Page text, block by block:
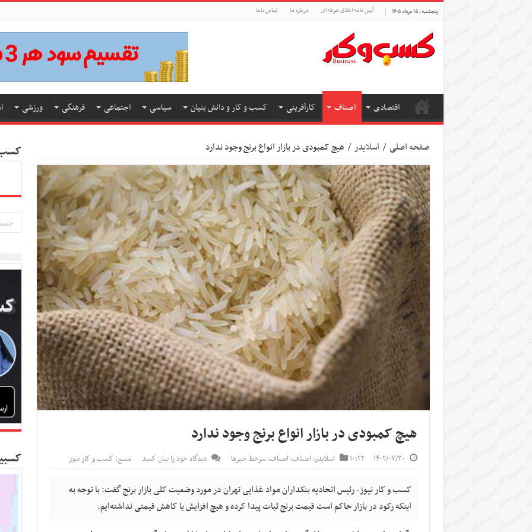
پنجشنبه , ۱۵ مرداد ۱۴۰۵ آیین نامه اخلاق حرفه ای درباره ما تماس باما
اقتصادی اصناف کارآفرینی کسب و کار و دانش بنیان سیاسی اجتماعی فرهنگی ورزشی
صفحه اصلی / اسلایدر / هیچ کمبودی در بازار انواع برنج وجود ندارد
هیچ کمبودی در بازار انواع برنج وجود ندارد
۱۴۰۲/۰۷/۳۰ ۱۰:۲۲ اسلایدر,اصناف,اصناف,سرخط خبرها دیدگاه خود را بیان کنید منبع: کسب و کار نیوز
کسب و کار نیوز- رئیس اتحادیه بنکداران مواد غذایی تهران در مورد وضعیت کلی بازار برنج گفت: با توجه به
اینکه رکود در بازار حاکم است قیمت برنج ثبات پیدا کرده و هیچ افزایش یا کاهش قیمتی نداشته‌ایم.
کسب